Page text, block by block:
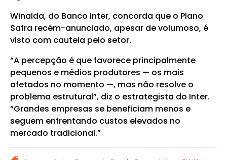
Winalda, do Banco Inter, concorda que o Plano
Safra recém-anunciado, apesar de volumoso, é
visto com cautela pelo setor.
“A percepção é que favorece principalmente
pequenos e médios produtores — os mais
afetados no momento —, mas não resolve o
problema estrutural”, diz o estrategista do Inter.
“Grandes empresas se beneficiam menos e
seguem enfrentando custos elevados no
mercado tradicional.”